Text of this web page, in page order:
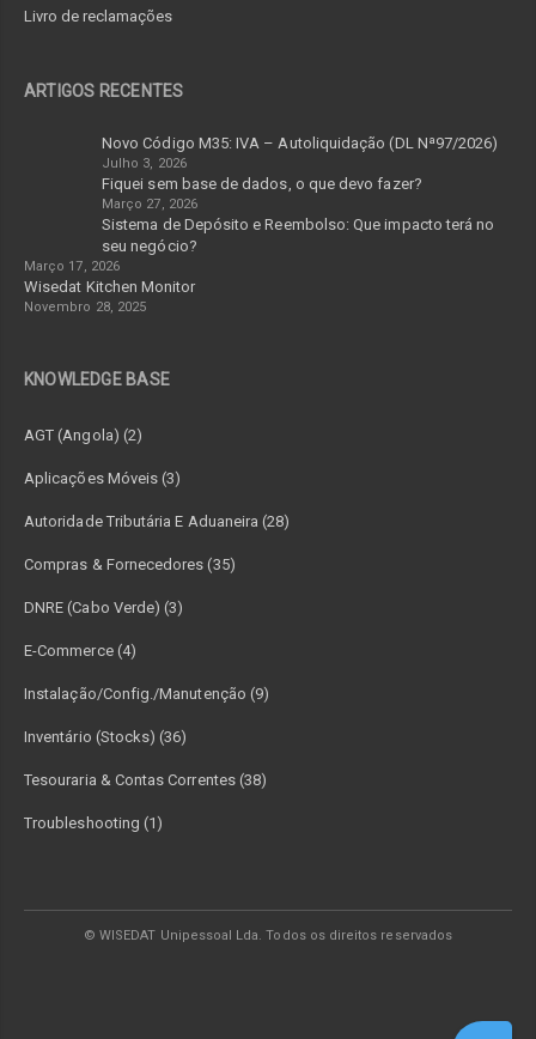
Livro de reclamações
ARTIGOS RECENTES
Novo Código M35: IVA – Autoliquidação (DL Nª97/2026)
Julho 3, 2026
Fiquei sem base de dados, o que devo fazer?
Março 27, 2026
Sistema de Depósito e Reembolso: Que impacto terá no
seu negócio?
Março 17, 2026
Wisedat Kitchen Monitor
Novembro 28, 2025
KNOWLEDGE BASE
AGT (Angola) (2)
Aplicações Móveis (3)
Autoridade Tributária E Aduaneira (28)
Compras & Fornecedores (35)
DNRE (Cabo Verde) (3)
E-Commerce (4)
Instalação/Config./Manutenção (9)
Inventário (Stocks) (36)
Tesouraria & Contas Correntes (38)
Troubleshooting (1)
© WISEDAT Unipessoal Lda. Todos os direitos reservados